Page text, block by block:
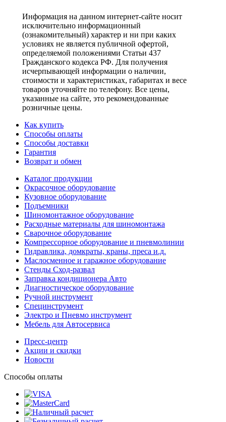
Информация на данном интернет-сайте носит
исключительно информационный
(ознакомительный) характер и ни при каких
условиях не является публичной офертой,
определяемой положениями Статьи 437
Гражданского кодекса РФ. Для получения
исчерпывающей информации о наличии,
стоимости и характеристиках, габаритах и весе
товаров уточняйте по телефону. Все цены,
указанные на сайте, это рекомендованные
розничные цены.
Как купить
Способы оплаты
Способы доставки
Гарантия
Возврат и обмен
Каталог продукции
Окрасочное оборудование
Кузовное оборудование
Подъемники
Шиномонтажное оборудование
Расходные материалы для шиномонтажа
Сварочное оборудование
Компрессорное оборудование и пневмолинии
Гидравлика, домкраты, краны, преса и.д.
Маслосменное и гаражное оборудование
Стенды Сход-развал
Заправка кондиционера Авто
Диагностическое оборудование
Ручной инструмент
Специнструмент
Электро и Пневмо инструмент
Мебель для Автосервиса
Пресс-центр
Акции и скидки
Новости
Способы оплаты